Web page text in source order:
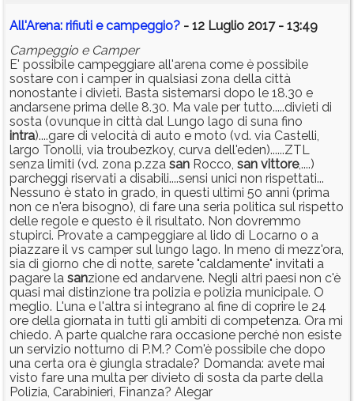
All'Arena: rifiuti e campeggio? - 12 Luglio 2017 - 13:49
Campeggio e Camper
E' possibile campeggiare all'arena come è possibile
sostare con i camper in qualsiasi zona della città
nonostante i divieti. Basta sistemarsi dopo le 18.30 e
andarsene prima delle 8.30. Ma vale per tutto.....divieti di
sosta (ovunque in città dal Lungo lago di suna fino
intra)....gare di velocità di auto e moto (vd. via Castelli,
largo Tonolli, via troubezkoy, curva dell'eden)......ZTL
senza limiti (vd. zona p.zza san Rocco, san vittore,....)
parcheggi riservati a disabili....sensi unici non rispettati...
Nessuno è stato in grado, in questi ultimi 50 anni (prima
non ce n'era bisogno), di fare una seria politica sul rispetto
delle regole e questo è il risultato. Non dovremmo
stupirci. Provate a campeggiare al lido di Locarno o a
piazzare il vs camper sul lungo lago. In meno di mezz'ora,
sia di giorno che di notte, sarete "caldamente" invitati a
pagare la sanzione ed andarvene. Negli altri paesi non c'è
quasi mai distinzione tra polizia e polizia municipale. O
meglio. L'una e l'altra si integrano al fine di coprire le 24
ore della giornata in tutti gli ambiti di competenza. Ora mi
chiedo. A parte qualche rara occasione perché non esiste
un servizio notturno di P.M.? Com'è possibile che dopo
una certa ora è giungla stradale? Domanda: avete mai
visto fare una multa per divieto di sosta da parte della
Polizia, Carabinieri, Finanza? Alegar